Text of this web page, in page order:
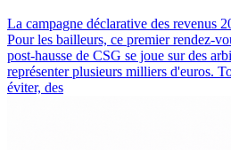
La campagne déclarative des revenus
Pour les bailleurs, ce premier rendez-
post-hausse de CSG se joue sur des
représenter plusieurs milliers d'euros.
éviter, des